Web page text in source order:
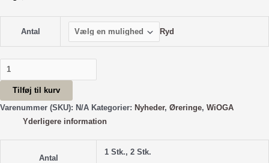
Antal Ryd
Palm
Ørering
Forgyldt
Tilføj til kurv
Varenummer (SKU): N/A Kategorier: Nyheder, Øreringe, WiOGA
Yderligere information
Antal
1 Stk., 2 Stk.